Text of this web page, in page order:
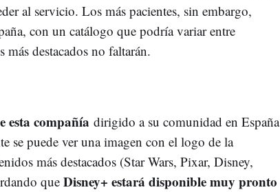
al servicio. Los más pacientes, sin embargo,
con un catálogo que podría variar entre
destacados no faltarán.
esta compañía dirigido a su comunidad en España
se puede ver una imagen con el logo de la
más destacados (Star Wars, Pixar, Disney,
que Disney+ estará disponible muy pronto